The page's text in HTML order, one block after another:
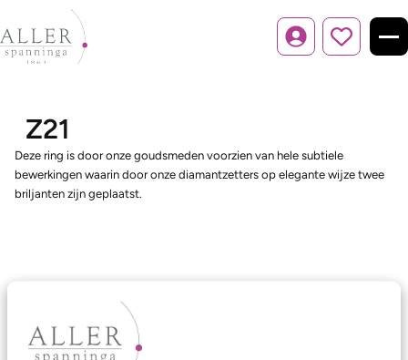
Inloggen
Z21
Deze ring is door onze goudsmeden voorzien van hele subtiele
bewerkingen waarin door onze diamantzetters op elegante wijze twee
briljanten zijn geplaatst.
Ons aanbod